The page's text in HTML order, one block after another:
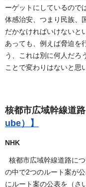
ーゲットにしているので
体感治安、つまり民族、
だかなければいけないと
あっても、例えば脅迫を
う、これは別に何人だろ
ことで変わりはないと思
核都市広域幹線道
ube）】
NHK
核都市広域幹線道路に
の中で2つのルート案が
にルート案の公表を（さ